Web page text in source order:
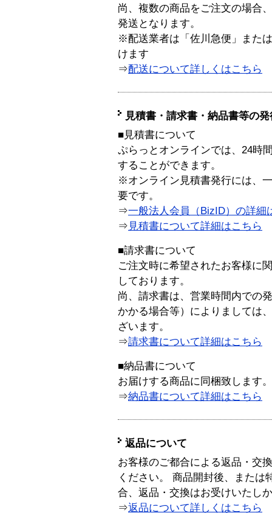
尚、複数の商品をご注文の場合
発送となります。
※配送業者は「佐川急便」また
けます
⇒配送について詳しくはこちら
見積書・請求書・納品書等の
■見積書について
ぷらっとオンラインでは、24時
することができます。
※オンライン見積書発行には、
要です。
⇒一般法人会員（BizID）の詳細
⇒ 見積書について詳細はこちら
■請求書について
ご注文時に希望されたお客様に
しております。
尚、請求書は、営業時間内での
かかる場合等）によりましては
ざいます。
⇒請求書について詳細はこちら
■納品書について
お届けする商品に同梱致します。
⇒納品書について詳細はこちら
返品について
お客様のご都合による返品・交
ください。 商品開封後、または
合、返品・交換はお受けいたし
⇒返品について詳しくはこちら